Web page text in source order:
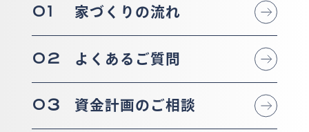
01 家づくりの流れ
02 よくあるご質問
03 資金計画のご相談